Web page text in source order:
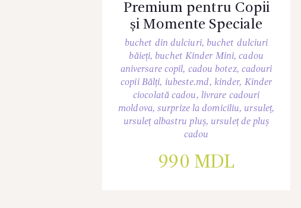
Premium pentru Copii
și Momente Speciale
buchet din dulciuri, buchet dulciuri
băieți, buchet Kinder Mini,cadou
aniversare copil, cadou botez, cadouri
copii Bălți, iubeste.md, kinder, Kinder
ciocolată cadou, livrare cadouri
moldova,surprize la domiciliu, ursuleț,
ursuleț albastru pluș, ursuleț de pluș
cadou
990 MDL